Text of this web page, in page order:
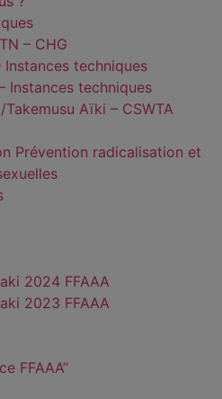
– CHG
techniques
Instances techniques
Takemusu Aïki – CSWTA
Prévention radicalisation et
2024 FFAAA
2023 FFAAA
FFAAA”